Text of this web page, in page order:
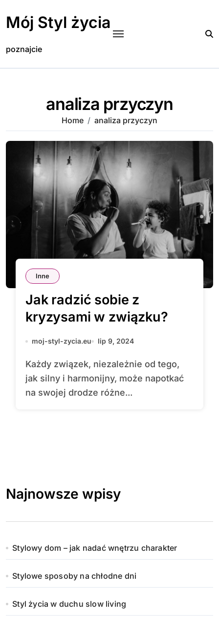
content
Mój Styl życia
poznajcie
analiza przyczyn
Home analiza przyczyn
Inne
Jak radzić sobie z
kryzysami w związku?
moj-styl-zycia.eu lip 9, 2024
Każdy związek, niezależnie od tego,
jak silny i harmonijny, może napotkać
na swojej drodze różne...
Najnowsze wpisy
Stylowy dom – jak nadać wnętrzu charakter
Stylowe sposoby na chłodne dni
Styl życia w duchu slow living